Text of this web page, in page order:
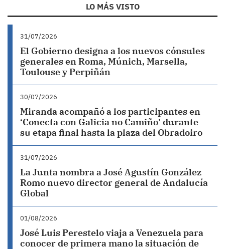
LO MÁS VISTO
31/07/2026
El Gobierno designa a los nuevos cónsules
generales en Roma, Múnich, Marsella,
Toulouse y Perpiñán
30/07/2026
Miranda acompañó a los participantes en
‘Conecta con Galicia no Camiño’ durante
su etapa final hasta la plaza del Obradoiro
31/07/2026
La Junta nombra a José Agustín González
Romo nuevo director general de Andalucía
Global
01/08/2026
José Luis Perestelo viaja a Venezuela para
conocer de primera mano la situación de